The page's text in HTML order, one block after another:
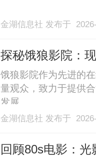
金湖信息社 发布于
探秘饿狼影院：
势
饿狼影院作为先进的
量观众，致力于提供
发展。......
金湖信息社 发布于
回顾80s电影：